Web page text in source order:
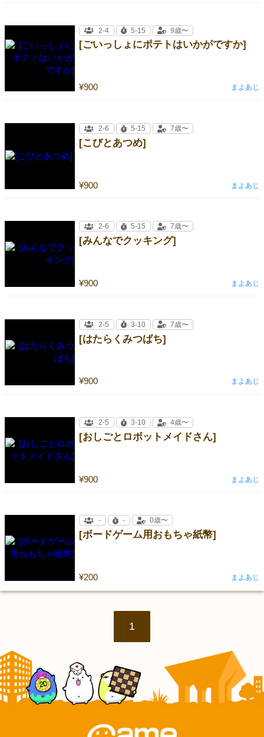
[ごいっしょにポテトはいかがですか]
¥900
2-4 5-15 9歳〜
まよあじ
[こびとあつめ]
¥900
2-6 5-15 7歳〜
まよあじ
[みんなでクッキング]
¥900
2-6 5-15 7歳〜
まよあじ
[はたらくみつばち]
¥900
2-5 3-10 7歳〜
まよあじ
[おしごとロボットメイドさん]
¥900
2-5 3-10 4歳〜
まよあじ
[ボードゲーム用おもちゃ紙幣]
¥200
- - 0歳〜
まよあじ
1